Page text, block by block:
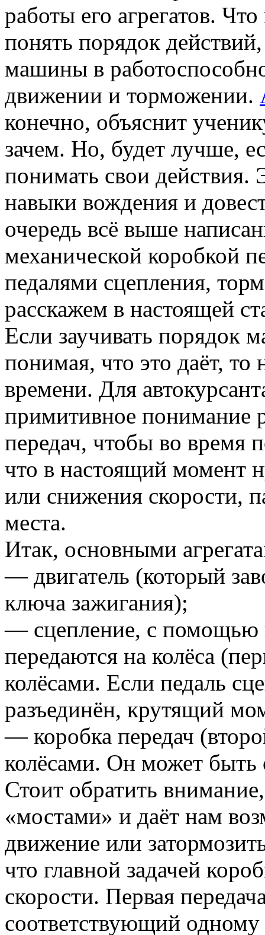
работы его агрегатов.
понять порядок
машины в
движении и торможении.
конечно, объяснит
зачем. Но, будет лучше,
понимать свои действия.
навыки вождения и
очередь всё выше
механической коробкой
педалями сцепления,
расскажем в настоящей
Если заучивать порядок
понимая, что это даёт, то
времени. Для
примитивное понимание
передач, чтобы во время
что в настоящий момент
или снижения скорости,
места.
Итак, основными
— двигатель (который
ключа зажигания);
— сцепление, с помощью
передаются на колёса
колёсами. Если педаль
разъединён, крутящий
— коробка передач
колёсами. Он может быть
Стоит обратить
«мостами» и даёт нам
движение или
что главной задачей
скорости. Первая
соответствующий одному